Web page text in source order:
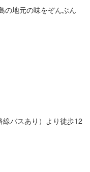
の地元の味をぞんぶん
バスあり）より徒歩12